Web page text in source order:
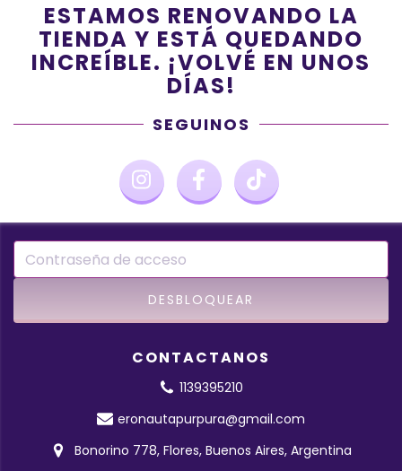
ESTAMOS RENOVANDO LA
TIENDA Y ESTÁ QUEDANDO
INCREÍBLE. ¡VOLVÉ EN UNOS
DÍAS!
SEGUINOS
CONTACTANOS
1139395210
eronautapurpura@gmail.com
Bonorino 778, Flores, Buenos Aires, Argentina